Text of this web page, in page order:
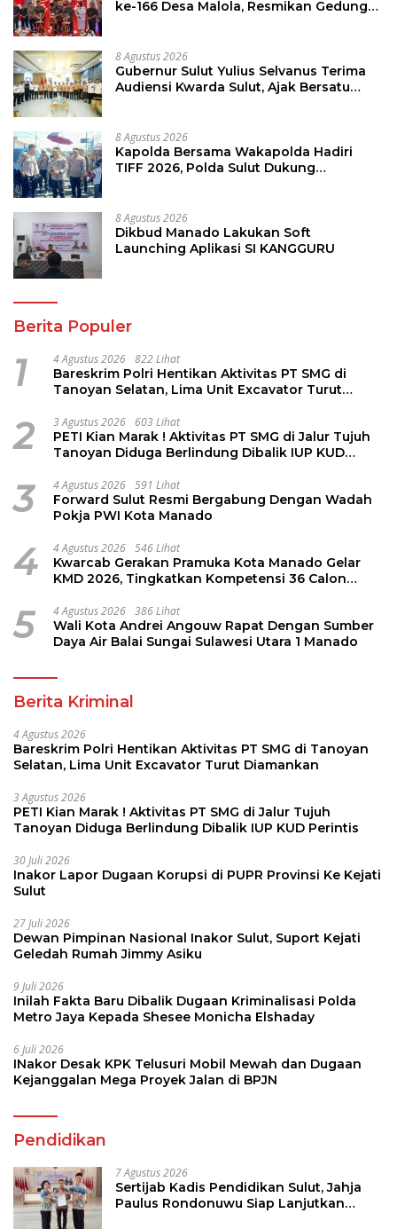
ke-166 Desa Malola, Resmikan Gedung
8 Agustus 2026
Gubernur Sulut Yulius Selvanus Terima
Audiensi Kwarda Sulut, Ajak Bersatu
8 Agustus 2026
Kapolda Bersama Wakapolda Hadiri
TIFF 2026, Polda Sulut Dukung
8 Agustus 2026
Dikbud Manado Lakukan Soft
Launching Aplikasi SI KANGGURU
Berita Populer
1 4 Agustus 2026 822 Lihat
Bareskrim Polri Hentikan Aktivitas PT SMG di
Tanoyan Selatan, Lima Unit Excavator Turut
2 3 Agustus 2026 603 Lihat
PETI Kian Marak ! Aktivitas PT SMG di Jalur Tujuh
Tanoyan Diduga Berlindung Dibalik IUP KUD
3 4 Agustus 2026 591 Lihat
Forward Sulut Resmi Bergabung Dengan Wadah
Pokja PWI Kota Manado
4 4 Agustus 2026 546 Lihat
Kwarcab Gerakan Pramuka Kota Manado Gelar
KMD 2026, Tingkatkan Kompetensi 36 Calon
5 4 Agustus 2026 386 Lihat
Wali Kota Andrei Angouw Rapat Dengan Sumber
Daya Air Balai Sungai Sulawesi Utara 1 Manado
Berita Kriminal
4 Agustus 2026
Bareskrim Polri Hentikan Aktivitas PT SMG di Tanoyan
Selatan, Lima Unit Excavator Turut Diamankan
3 Agustus 2026
PETI Kian Marak ! Aktivitas PT SMG di Jalur Tujuh
Tanoyan Diduga Berlindung Dibalik IUP KUD Perintis
30 Juli 2026
Inakor Lapor Dugaan Korupsi di PUPR Provinsi Ke Kejati
Sulut
27 Juli 2026
Dewan Pimpinan Nasional Inakor Sulut, Suport Kejati
Geledah Rumah Jimmy Asiku
9 Juli 2026
Inilah Fakta Baru Dibalik Dugaan Kriminalisasi Polda
Metro Jaya Kepada Shesee Monicha Elshaday
6 Juli 2026
INakor Desak KPK Telusuri Mobil Mewah dan Dugaan
Kejanggalan Mega Proyek Jalan di BPJN
Pendidikan
7 Agustus 2026
Sertijab Kadis Pendidikan Sulut, Jahja
Paulus Rondonuwu Siap Lanjutkan